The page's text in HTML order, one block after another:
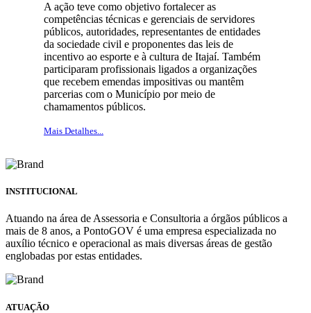
A ação teve como objetivo fortalecer as
competências técnicas e gerenciais de servidores
públicos, autoridades, representantes de entidades
da sociedade civil e proponentes das leis de
incentivo ao esporte e à cultura de Itajaí. Também
participaram profissionais ligados a organizações
que recebem emendas impositivas ou mantêm
parcerias com o Município por meio de
chamamentos públicos.
Mais Detalhes...
INSTITUCIONAL
Atuando na área de Assessoria e Consultoria a órgãos públicos a
mais de 8 anos, a PontoGOV é uma empresa especializada no
auxílio técnico e operacional as mais diversas áreas de gestão
englobadas por estas entidades.
ATUAÇÃO